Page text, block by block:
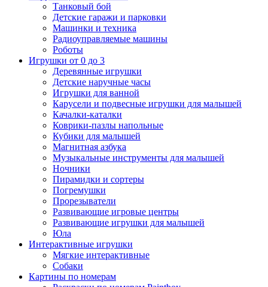
Танковый бой
Детские гаражи и парковки
Машинки и техника
Радиоуправляемые машины
Роботы
Игрушки от 0 до 3
Деревянные игрушки
Детские наручные часы
Игрушки для ванной
Карусели и подвесные игрушки для малышей
Качалки-каталки
Коврики-пазлы напольные
Кубики для малышей
Магнитная азбука
Музыкальные инструменты для малышей
Ночники
Пирамидки и сортеры
Погремушки
Прорезыватели
Развивающие игровые центры
Развивающие игрушки для малышей
Юла
Интерактивные игрушки
Мягкие интерактивные
Собаки
Картины по номерам